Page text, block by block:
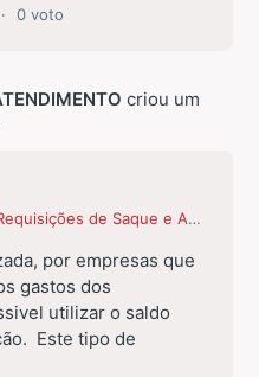
0 voto
criou um
de Saque e Abastecimentos
por empresas que
gastos dos
utilizar o saldo
Este tipo de